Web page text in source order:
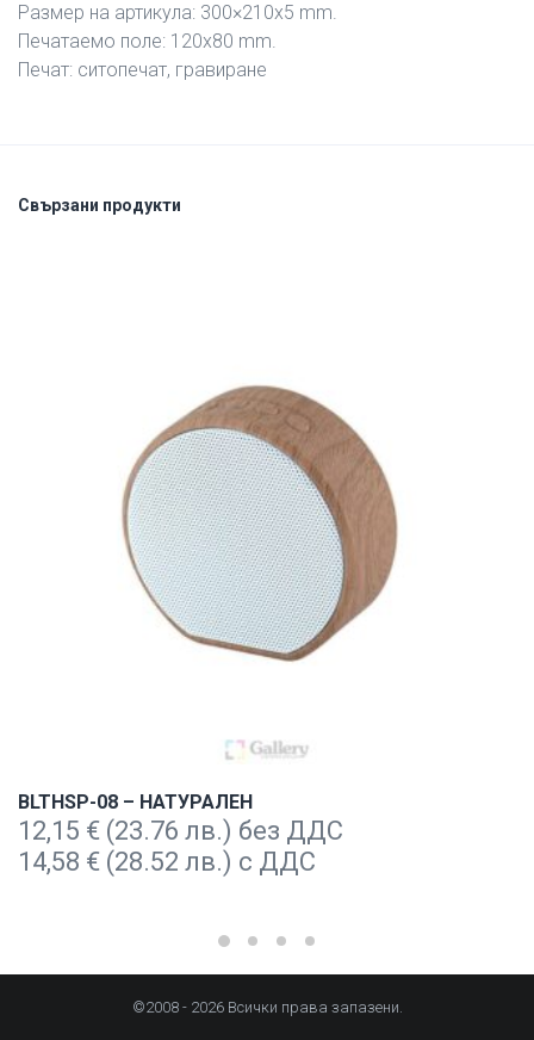
Размер на артикула: 300×210х5 mm.
Печатаемо поле: 120х80 mm.
Печат: ситопечат, гравиране
Свързани продукти
BLTHSP-08 – НАТУРАЛЕН
12,15 € (23.76 лв.) без ДДС
14,58 € (28.52 лв.) с ДДС
©2008 - 2026 Всички права запазени.